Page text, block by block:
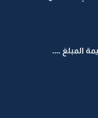
المبلغ ....